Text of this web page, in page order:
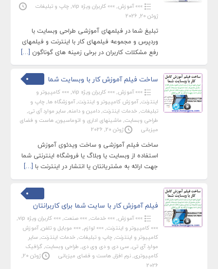
»»» آموزش, »»» کاربران ویژه vip , چاپ و تبلیغات
ژوئن 20, 2026
تبلیغ شما در فیلمهای آموزشی طراحی وبسایت با
وردپرس و مجموعه فیلمهای کار با اینترنت و فیلمهای
رفع مشکلات کاربران در برخی زمینه های گوناگون […]
ساخت فیلم آموزش کار با وبسایت شما
»»» آموزش, »»» کاربران ویژه vip , »»» کامپیوتر و
اینترنت,آموزش کامپیوتر و اینترنت,آموزشگاه ها, چاپ و
تبلیغات, خدمات اینترنت, دامین و دامنه, سایر موارد آی تی,
طراحی وبسایت, ماشینهای اداری و اتوماسیون, هاست و فضای
میزبانی
ژوئن 20, 2026
ساخت فیلم آموزشی و ساخت ویدئوی آموزش
استفاده از وبسایت یا وبلاگ یا فروشگاه اینترنتی شما
جهت ارائه به مشتریانتان یا انتشار در اینترنت با […]
فیلم آموزش کار با سایت شما برای کاربرانتان
»»» آموزش, »»» خدمات, »»» صنعت, »»» کاربران ویژه vip
,
»»» کامپیوتر و اینترنت, »»» لوازم, »»» موبایل و تلفن,آموزش
کامپیوتر و اینترنت, چاپ و تبلیغات, خدمات اینترنت, سایر
موارد آی تی, سی دی و دی وی دی, طراحی وبسایت, گرافیک
کامپیوتری, نرم افزار, هاست و فضای میزبانی
ژوئن 20,
2026